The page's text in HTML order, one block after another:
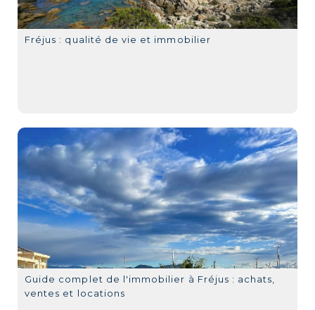
Fréjus : qualité de vie et immobilier
Guide complet de l'immobilier à Fréjus : achats,
ventes et locations